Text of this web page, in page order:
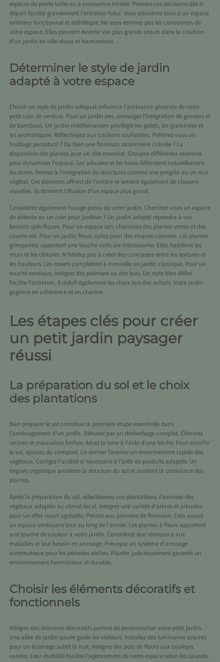
espèces de petite taille ou à croissance limitée. Prendre ces décisions dès le
départ facilite grandement l’entretien futur. Vous aboutirez ainsi à un espace
extérieur fonctionnel et esthétique. Ne sous-estimez pas les contraintes de
votre espace. Elles peuvent devenir vos plus grands atouts dans la création
d’un jardin en ville réussi et harmonieux.
Déterminer le style de jardin
adapté à votre espace
Choisir un style de jardin adéquat influence l’ambiance générale de votre
petit coin de verdure. Pour un jardin zen, envisagez l’intégration de graviers et
de bambous. Un jardin méditerranéen privilégie les galets, les graminées et
les aromatiques. Réfléchissez aux couleurs souhaitées. Préférez-vous un
feuillage persistant ? Ou bien une floraison saisonnière colorée ? La
disposition des plantes joue un rôle essentiel. Groupez différentes essences
pour dynamiser l’espace. Les arbustes et les haies délimitent naturellement
les zones. Pensez à l’intégration de structures comme une pergola ou un mur
végétal. Ces éléments offrent de l’ombre et servent également de cloisons
visuelles. Ils donnent l’illusion d’un espace plus grand.
Considérez également l’usage prévu de votre jardin. Cherchez-vous un espace
de détente ou un coin pour jardiner ? Un jardin adapté répondra à vos
besoins spécifiques. Pour un espace zen, choisissez des plantes vertes et des
couvre-sol. Pour un jardin fleuri, optez pour des vivaces colorées. Les plantes
grimpantes apportent une touche verticale intéressante. Elles habillent les
murs et les clôtures. N’hésitez pas à créer des contrastes entre les textures et
les hauteurs. Les rosiers complètent à merveille un jardin classique. Pour un
touché exotique, intégrez des palmiers ou des buis. Un style bien défini
facilite l’entretien. Il réduit également les choix lors des achats. Votre jardin
gagnera en cohérence et en charme.
Les étapes clés pour créer
un petit jardin paysager
réussi
La préparation du sol et le choix
des plantations
Bien préparer le sol constitue la première étape essentielle dans
l’aménagement d’un jardin. Débutez par un désherbage complet. Éliminez
racines et mauvaises herbes. Aérez la terre à l’aide d’une bêche. Pour enrichir
le sol, ajoutez du compost. Ce dernier favorise un enracinement rapide des
végétaux. Corrigez l’acidité si nécessaire à l’aide de produits adaptés. Un
engrais organique améliore la structure du sol et soutient la croissance des
plantes.
Après la préparation du sol, sélectionnez vos plantations. Favorisez des
végétaux adaptés au climat local. Intégrez une variété d’arbres et arbustes
pour un effet visuel agréable. Pensez aux périodes de floraison. Cela assure
un espace verdoyant tout au long de l’année. Les plantes à fleurs apportent
une touche de couleur à votre jardin. Considérez leur résistance aux
maladies et leur besoin en arrosage. Prévoyez un système d’arrosage
automatique pour les périodes sèches. Planter judicieusement garantit un
environnement harmonieux et durable.
Choisir les éléments décoratifs et
fonctionnels
Intégrer des éléments décoratifs permet de personnaliser votre petit jardin.
Une allée de jardin pavée guide les visiteurs. Installez des luminaires solaires
pour un éclairage subtil la nuit. Intégrez des pots de fleurs aux couleurs
variées. Leur mobilité facilite l’agencement de votre espace selon les saisons.